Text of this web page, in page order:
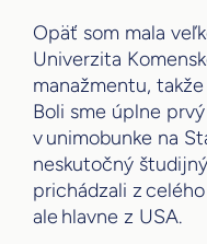
Opäť som mala
Univerzita
manažmentu,
Boli sme úplne
v unimobunke na
neskutočný
prichádzali z
ale hlavne z USA.